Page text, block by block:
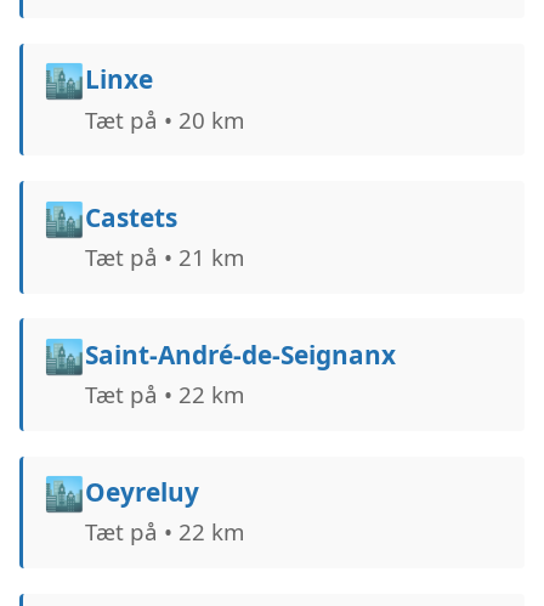
🏙️Linxe
Tæt på • 20 km
🏙️Castets
Tæt på • 21 km
🏙️Saint-André-de-Seignanx
Tæt på • 22 km
🏙️Oeyreluy
Tæt på • 22 km